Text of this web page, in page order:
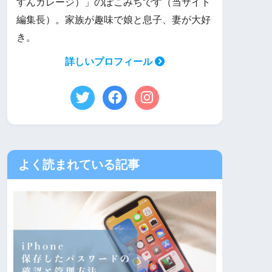
すんガレージ）」のぽこみちです（当サイト
編集長）。家族が趣味で娘と息子、妻が大好
き。
詳しいプロフィール
よく読まれている記事